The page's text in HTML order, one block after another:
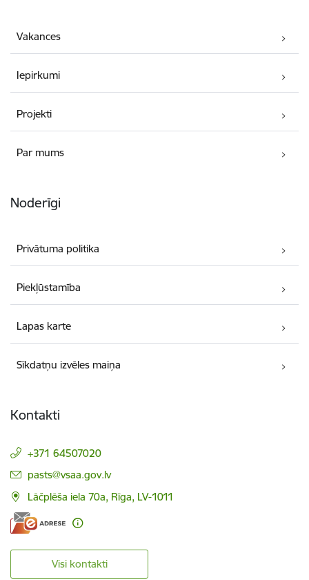
Vakances
Iepirkumi
Projekti
Par mums
Noderīgi
Privātuma politika
Piekļūstamība
Lapas karte
Sīkdatņu izvēles maiņa
Kontakti
+371 64507020
E-pasts:
pasts@vsaa.gov.lv
Lāčplēša iela 70a, Rīga, LV-1011
Visi kontakti